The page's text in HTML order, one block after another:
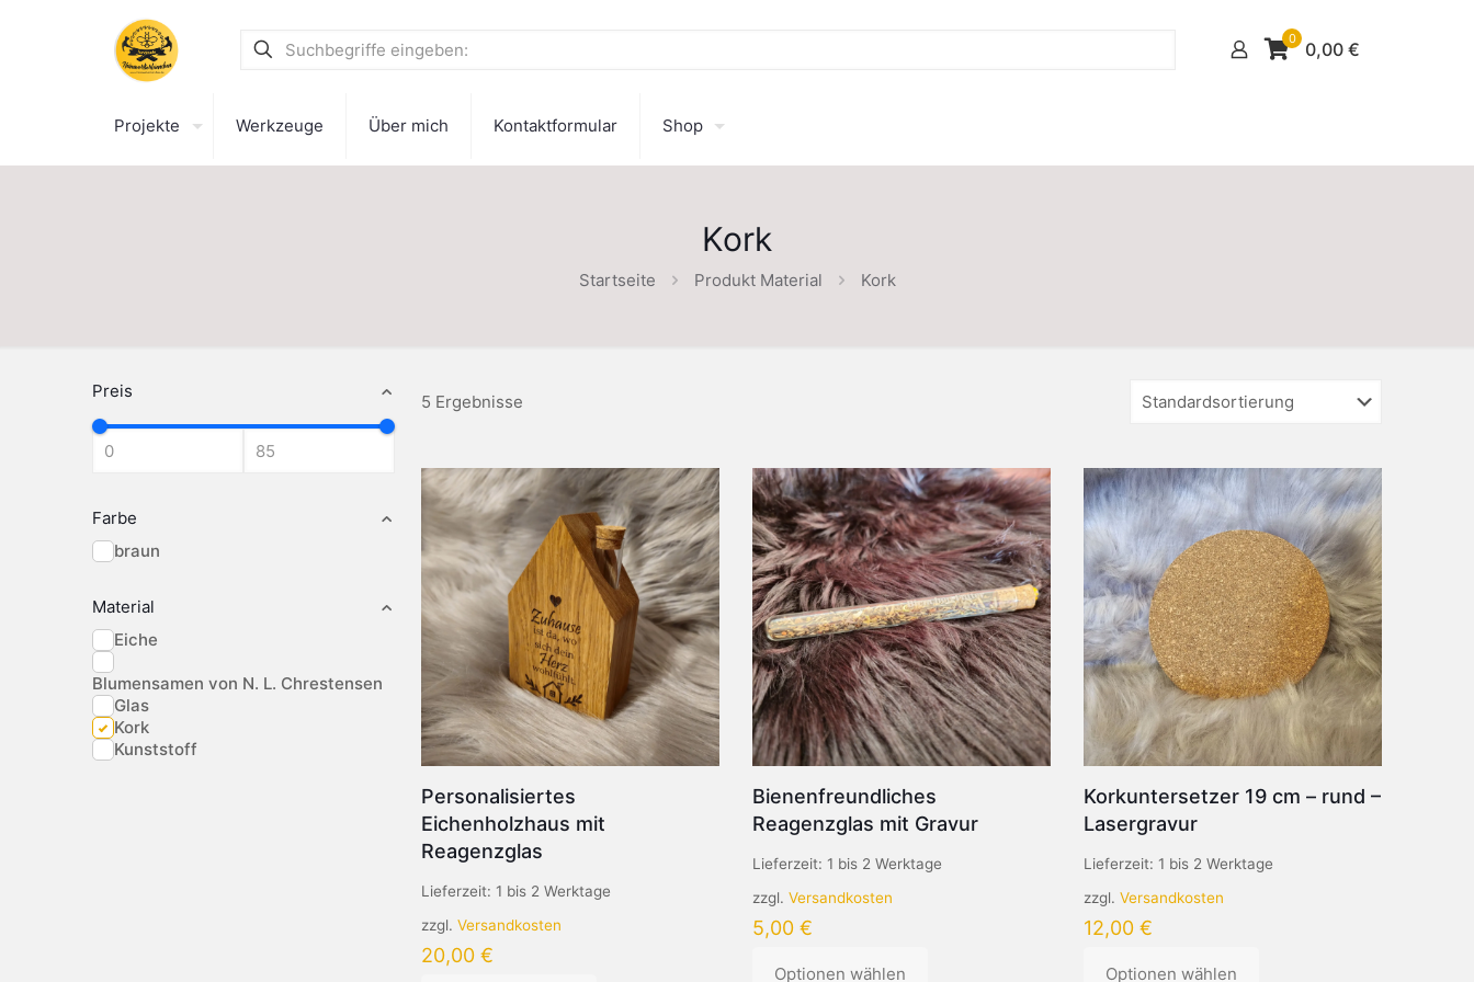
0 0,00 €
Projekte Werkzeuge Über mich Kontaktformular Shop
Kork
Startseite Produkt Material Kork
Preis
Farbe
braun
Material
Eiche
Blumensamen von N. L. Chrestensen
Glas
Kork
Kunststoff
5 Ergebnisse
Personalisiertes
Eichenholzhaus mit
Reagenzglas
Lieferzeit: 1 bis 2 Werktage
zzgl. Versandkosten
20,00 €
Bienenfreundliches
Reagenzglas mit Gravur
Lieferzeit: 1 bis 2 Werktage
zzgl. Versandkosten
5,00 €
Optionen wählen
Korkuntersetzer 19 cm – rund –
Lasergravur
Lieferzeit: 1 bis 2 Werktage
zzgl. Versandkosten
12,00 €
Optionen wählen